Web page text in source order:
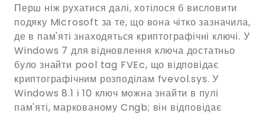
Перш ніж рухатися далі, хотілося б висловити
подяку Microsoft за те, що вона чітко зазначила,
де в пам'яті знаходяться криптографічні ключі. У
Windows 7 для відновлення ключа достатньо
було знайти pool tag FVEc, що відповідає
криптографічним розподілам fvevol.sys. У
Windows 8.1 і 10 ключ можна знайти в пулі
пам'яті, маркованому Cngb; він відповідає